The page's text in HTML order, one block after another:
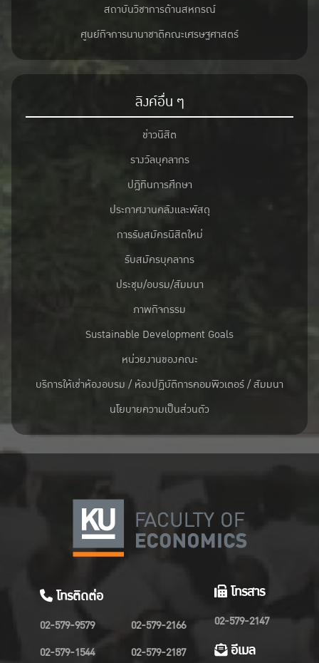
สถาบันวิชาการด้านสหกรณ์
ศูนย์กิจการนานาชาติคณะเศรษฐศาสตร์
ลิงค์อื่น ๆ
ข่าวนิสิต
รางวัลบุคลากร
ปฎิทินการศึกษา
ประกาศงานคลังและพัสดุ
การรับสมัครนิสิตใหม่
รับสมัครบุคลากร
ประชุม/อบรม/สัมมนา
ภาพกิจกรรม
Sustainable Development Goals
หน่วยงานของคณะ
บริการให้เช่าห้องอบรม / ห้องปฏิบัติการคอมพิวเตอร์ / สัมมนา
นโยบายความเป็นส่วนตัว
โทรติดต่อ
02-579-9579
02-579-1544
02-579-2166
02-579-2187
โทรสาร
02-579-2147
อีเมล